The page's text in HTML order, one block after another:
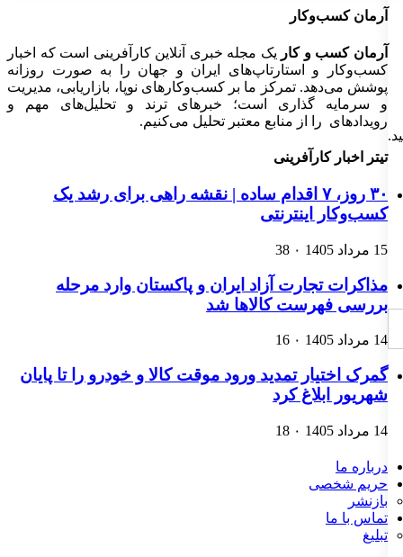
آرمان کسب‌وکار
آرمان کسب و کار یک مجله خبری آنلاین کارآفرینی است که اخبار
کسب‌وکار و استارتاپ‌های ایران و جهان را به صورت روزانه
پوشش می‌دهد. تمرکز ما بر کسب‌وکارهای نوپا، بازاریابی، مدیریت
و سرمایه گذاری است؛ خبرهای ترند و تحلیل‌های مهم و
رویدادهای را از منابع معتبر تحلیل می‌کنیم.
تیتر اخبار کارآفرینی
۳۰ روز، ۷ اقدام ساده | نقشه راهی برای رشد یک
کسب‌وکار اینترنتی
15 مرداد 1405 ۰ 38
مذاکرات تجارت آزاد ایران و پاکستان وارد مرحله
بررسی فهرست کالاها شد
14 مرداد 1405 ۰ 16
گمرک اختیار تمدید ورود موقت کالا و خودرو را تا پایان
شهریور ابلاغ کرد
14 مرداد 1405 ۰ 18
درباره ما
حریم شخصی
بازنشر
تماس با ما
تبلیغ